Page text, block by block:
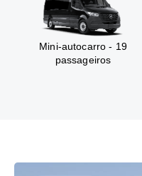
Mini-autocarro - 19
passageiros